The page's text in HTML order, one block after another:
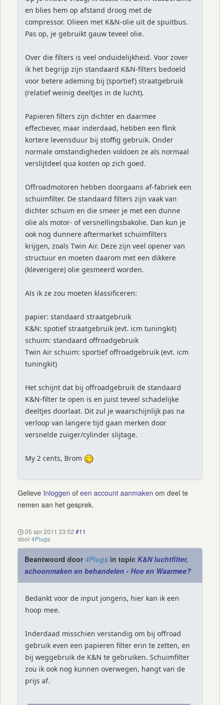
en blies hem op afstand droog met de
compressor. Olieen met K&N-olie uit de spuitbus.
Pas op, je gebruikt gauw teveel olie.
Over die filters is veel onduidelijkheid. Voor zover
ik het begrijp zijn standaard K&N-filters bedoeld
voor betere ademing bij (sportief) straatgebruik
(relatief weinig deeltjes in de lucht).
Papieren filters zijn dichter en daarmee
effectiever, maar inderdaad, hebben een flink
kortere levensduur bij stoffig gebruik. Onder
normale omstandigheden voldoen ze als normaal
verslijtdeel qua kosten op zich goed.
Offroadmotoren hebben doorgaans af-fabriek een
schuimfilter. De standaard filters zijn vaak van
dichter schuim en die smeer je met een dunne
olie als motor- of versnellingsbakolie. Dan kun je
ook nog dunnere aftermarket schuimfilters
krijgen, zoals Twin Air. Deze zijn veel opener van
structuur en moeten daarom met een dikkere
(kleverigere) olie gesmeerd worden.
Als ik ze zou moeten klassificeren:
papier: standaard straatgebruik
K&N: spotief straatgebruik (evt. icm tuningkit)
schuim: standaard offroadgebruik
Twin Air schuim: sportief offroadgebruik (evt. icm
tuningkit)
Het schijnt dat bij offroadgebruik de standaard
K&N-filter te open is en juist teveel schadelijke
deeltjes doorlaat. Dit zul je waarschijnlijk pas na
verloop van langere tijd gaan merken door
versnelde zuiger/cylinder slijtage.
My 2 cents, Brom
Gelieve Inloggen of een account aanmaken om deel te
nemen aan het gesprek.
05 apr 2011 23:52 #11
door4Plugs
Beantwoord door4Plugs in topic K&N luchtfilter,
schoonmaken en behandelen - Hoe en Waarmee?
Bedankt voor de input jongens, hier kan ik een
hoop mee.
Inderdaad misschien verstandig om bij offroad
gebruik even een papieren filter erin te zetten, en
bij weggebruik de K&N te gebruiken. Schuimfilter
zou ik ook nog kunnen overwegen, hangt van de
prijs af.